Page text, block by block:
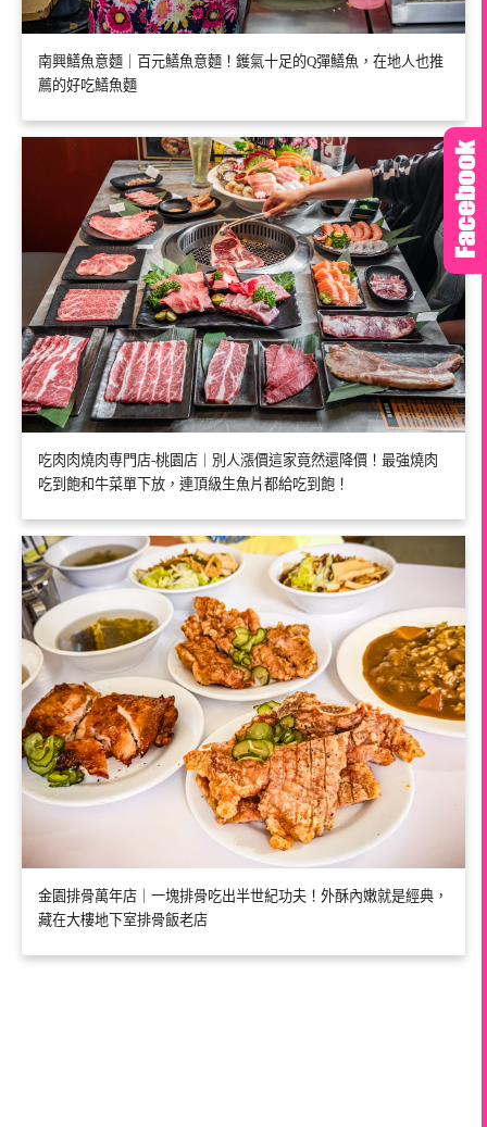
南興鱔魚意麵｜百元鱔魚意麵！鑊氣十足的Q彈鱔魚，在地人也推
薦的好吃鱔魚麵
吃肉肉燒肉専門店-桃園店｜別人漲價這家竟然還降價！最強燒肉
吃到飽和牛菜單下放，連頂級生魚片都給吃到飽！
金園排骨萬年店｜一塊排骨吃出半世紀功夫！外酥內嫩就是經典，
藏在大樓地下室排骨飯老店